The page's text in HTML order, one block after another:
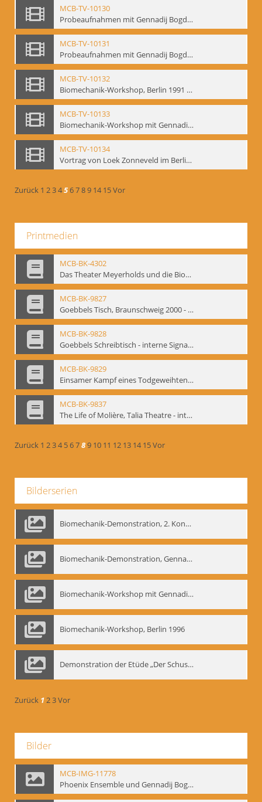
MCB-TV-10130
Probeaufnahmen mit Gennadij Bogdanow und Aufnahmen von Biomechanik-Workshop, Berlin 1991 - Interne Signatur: BM-vid-46
MCB-TV-10131
Probeaufnahmen mit Gennadij Bogdanow und Aufnahmen von Biomechanik-Workshop, Berlin 1991, Ausschnitt 2 - Interne Signatur: BM-vid-46_A2
MCB-TV-10132
Biomechanik-Workshop, Berlin 1991 und Probeaufnahmen mit Gennadij Bogdanow - Interne Signatur: BM-vid-47
MCB-TV-10133
Biomechanik-Workshop mit Gennadij Bogdanow, Berlin 1991 - Interne Signatur: BM-vid-48
MCB-TV-10134
Vortrag von Loek Zonneveld im Berliner Ensemble am 04.10.1991 - Interne Signatur: BM-vid-49
Zurück 1 23456789 14 15Vor
Printmedien
MCB-BK-4302
Das Theater Meyerholds und die Biomechanik
MCB-BK-9827
Goebbels Tisch, Braunschweig 2000 - interne Signatur: BM-prt-21-2
MCB-BK-9828
Goebbels Schreibtisch - interne Signatur: BM-prt-21-3
MCB-BK-9829
Einsamer Kampf eines Todgeweihten. Uraufführung von Farid Nagims Monodrama ,Goebbels' Tisch' im LOT-Theater - interne Signatur: BM-prt-21-4
MCB-BK-9837
The Life of Molière, Talia Theatre - interne Signatur: BM-prt-23-2
Zurück 1 234 56789 10 11 12 13 14 15Vor
Bilderserien
Biomechanik-Demonstration, 2. Kongress der EMF, Mai 1995
Biomechanik-Demonstration, Gennadij Bogdanow im Berliner Ensemble, 04.10.1991
Biomechanik-Workshop mit Gennadij Nikolajewitsch Bogdanow im Mime Centrum Berlin, 1991
Biomechanik-Workshop, Berlin 1996
Demonstration der Etüde „Der Schuss mit dem Bogen“ durch Gennadij Nikolajewitsch Bogdanow, Berlin 1991
Zurück 123Vor
Bilder
MCB-IMG-11778
Phoenix Ensemble und Gennadij Bogdanow; BM-img-105-4